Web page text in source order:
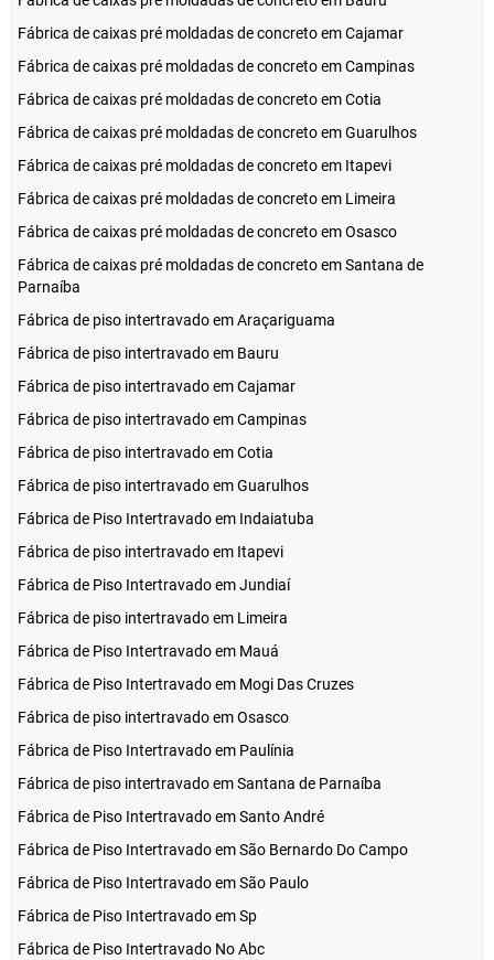
Fábrica de caixas pré moldadas de concreto em Cajamar
Fábrica de caixas pré moldadas de concreto em Campinas
Fábrica de caixas pré moldadas de concreto em Cotia
Fábrica de caixas pré moldadas de concreto em Guarulhos
Fábrica de caixas pré moldadas de concreto em Itapevi
Fábrica de caixas pré moldadas de concreto em Limeira
Fábrica de caixas pré moldadas de concreto em Osasco
Fábrica de caixas pré moldadas de concreto em Santana de
Parnaíba
Fábrica de piso intertravado em Araçariguama
Fábrica de piso intertravado em Bauru
Fábrica de piso intertravado em Cajamar
Fábrica de piso intertravado em Campinas
Fábrica de piso intertravado em Cotia
Fábrica de piso intertravado em Guarulhos
Fábrica de Piso Intertravado em Indaiatuba
Fábrica de piso intertravado em Itapevi
Fábrica de Piso Intertravado em Jundiaí
Fábrica de piso intertravado em Limeira
Fábrica de Piso Intertravado em Mauá
Fábrica de Piso Intertravado em Mogi Das Cruzes
Fábrica de piso intertravado em Osasco
Fábrica de Piso Intertravado em Paulínia
Fábrica de piso intertravado em Santana de Parnaíba
Fábrica de Piso Intertravado em Santo André
Fábrica de Piso Intertravado em São Bernardo Do Campo
Fábrica de Piso Intertravado em São Paulo
Fábrica de Piso Intertravado em Sp
Fábrica de Piso Intertravado No Abc